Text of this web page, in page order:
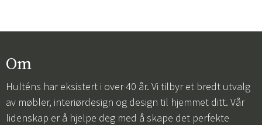
Om
Hulténs har eksistert i over 40 år. Vi tilbyr et bredt utvalg
av møbler, interiørdesign og design til hjemmet ditt. Vår
lidenskap er å hjelpe deg med å skape det perfekte